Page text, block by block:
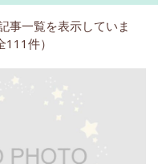
事一覧を表示していま
件）